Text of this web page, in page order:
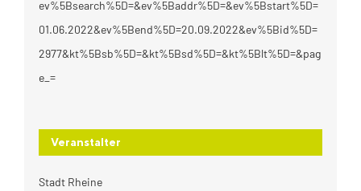
ev%5Bsearch%5D=&ev%5Baddr%5D=&ev%5Bstart%5D=
01.06.2022&ev%5Bend%5D=20.09.2022&ev%5Bid%5D=
2977&kt%5Bsb%5D=&kt%5Bsd%5D=&kt%5Blt%5D=&pag
e_=
Veranstalter
Stadt Rheine